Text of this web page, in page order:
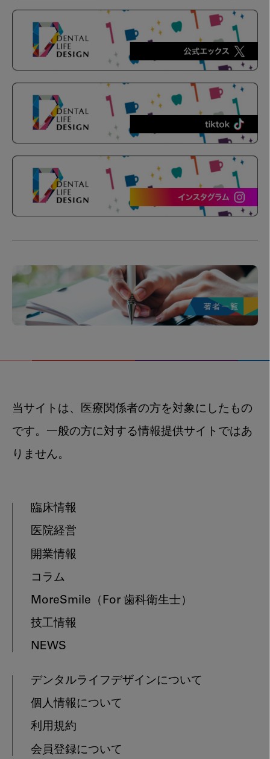
当サイトは、医療関係者の方を対象にしたもの
です。一般の方に対する情報提供サイトではあ
りません。
臨床情報
医院経営
開業情報
コラム
MoreSmile （For 歯科衛生士）
技工情報
NEWS
デンタルライフデザインについて
個人情報について
利用規約
会員登録について